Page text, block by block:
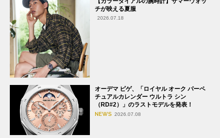
チが映える夏服
2026.07.18
オーデマ ピゲ、「ロイヤル オーク パーペ
チュアルカレンダー ウルトラ シン
（RD#2）」のラストモデルを発表！
NEWS 2026.07.08